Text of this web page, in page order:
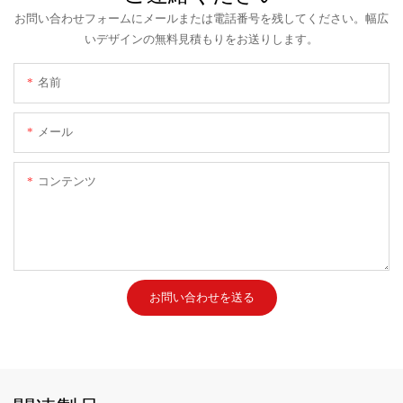
お問い合わせフォームにメールまたは電話番号を残してください。幅広
いデザインの無料見積もりをお送りします。
名前
メール
コンテンツ
お問い合わせを送る